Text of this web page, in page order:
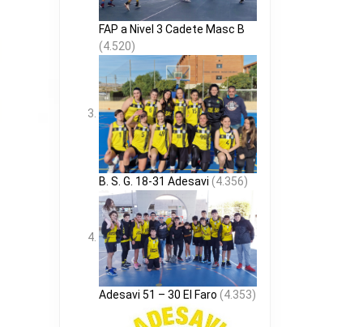
FAP a Nivel 3 Cadete Masc B
(4.520)
B. S. G. 18-31 Adesavi (4.356)
Adesavi 51 – 30 El Faro (4.353)